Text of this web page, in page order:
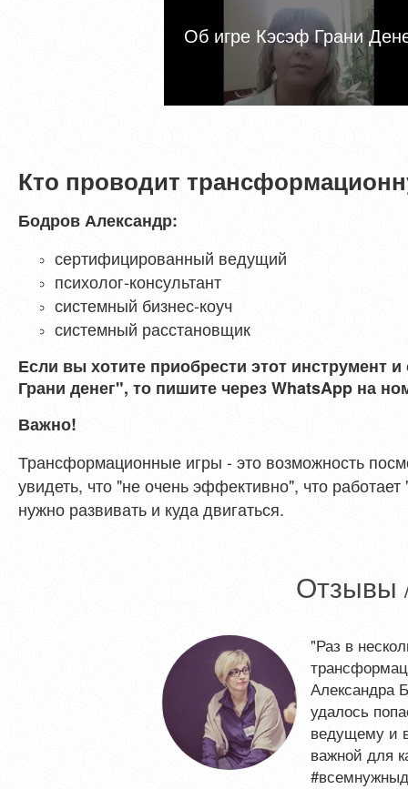
Об игре Кэсэф Грани
Кто проводит
Бодров Александр:
сертифицированный ведущий
психолог-консультант
системный бизнес-коуч
системный расстановщик
Если вы хотите приобрести этот
Грани денег", то пишите через WhatsApp на
Важно!
Трансформационные игры - это возможность
увидеть, что "не очень эффективно", что
нужно развивать и куда двигаться.
Отзывы
"Раз в
Александра
удалось
ведущему и
важной для